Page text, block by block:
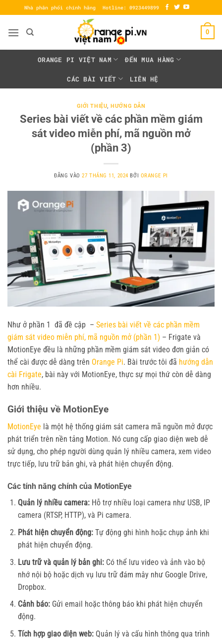
qua
nội
Nhà phân phối chính hãng Hotline: 0923449899
0
ORANGE PI VIỆT NAM ĐẾN MUA HÀNG
CÁC BÀI VIẾT LIÊN HỆ
GIỚI THIỆU,HƯỚNG DẪN
Series bài viết về các phần mềm giám
sát video miễn phí, mã nguồn mở
(phần 3)
ĐĂNG VÀO27 THÁNG 11, 2024 BỞI ORANGE PI
Như ở phần 1 đã đề cập – Series bài viết về các phần mềm
giám sát video miễn phí, mã nguồn mở (phần 1) – Frigate và
MotionEye đều là những phần mềm giám sát video đơn giản có
thể cài được dễ dàng trên Orange Pi. Bài trước tôi đã hướng dẫn
cài Frigate, bài này với MotionEye, thực sự mọi thứ còn dễ dàng
hơn nhiều.
Giới thiệu về MotionEye
MotionEye là một hệ thống giám sát camera mã nguồn mở được
phát triển trên nền tảng Motion. Nó cung cấp giao diện web dễ
sử dụng, cho phép người dùng quản lý nhiều camera, xem video
trực tiếp, lưu trữ bản ghi, và phát hiện chuyển động.
Các tính năng chính của MotionEye
Quản lý nhiều camera:Hỗ trợ nhiều loại camera như USB, IP
camera (RTSP, HTTP), và Pi camera.
Phát hiện chuyển động:Tự động ghi hình hoặc chụp ảnh khi
phát hiện chuyển động.
Lưu trữ và quản lý bản ghi:Có thể lưu video và ảnh vào bộ
nhớ nội bộ hoặc dịch vụ lưu trữ đám mây như Google Drive,
Dropbox.
Cảnh báo:Gửi email hoặc thông báo khi phát hiện chuyển
động.
Tích hợp giao diện web:Quản lý và cấu hình thông qua trình